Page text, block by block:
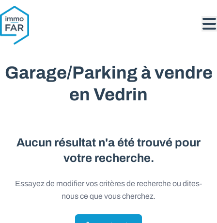
Aller au contenu principal
Garage/Parking à vendre
en Vedrin
Aucun résultat n'a été trouvé pour
votre recherche.
Essayez de modifier vos critères de recherche ou dites-
nous ce que vous cherchez.